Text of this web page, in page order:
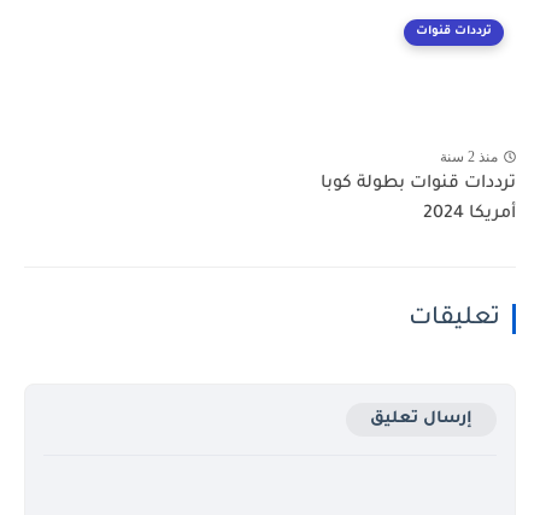
ترددات قنوات
منذ 2 سنة
ترددات قنوات بطولة كوبا
أمريكا 2024
تعليقات
إرسال تعليق